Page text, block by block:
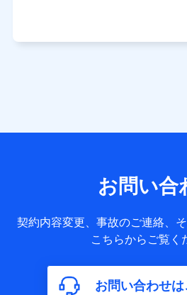
当社又は株式会社NTTドコモが提供
送信履歴などの情報）が含まれます
約に関する情報。例として、保険契
名、住所、生年月日、性別、保険契
保険加入の目的、保険商品の内容、
年数などの情報、ペットの種類や年
れます。
お問い合
契約内容変更、事故のご連絡、
こちらからご覧く
お問い合わせは